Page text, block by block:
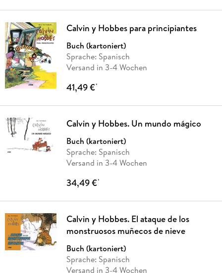
Calvin y Hobbes para principiantes
Buch (kartoniert)
Sprache: Spanisch
Versand in 3-4 Wochen
41,49 €*
Calvin y Hobbes. Un mundo mágico
Buch (kartoniert)
Sprache: Spanisch
Versand in 3-4 Wochen
34,49 €*
Calvin y Hobbes. El ataque de los
monstruosos muñecos de nieve
Buch (kartoniert)
Sprache: Spanisch
Versand in 3-4 Wochen